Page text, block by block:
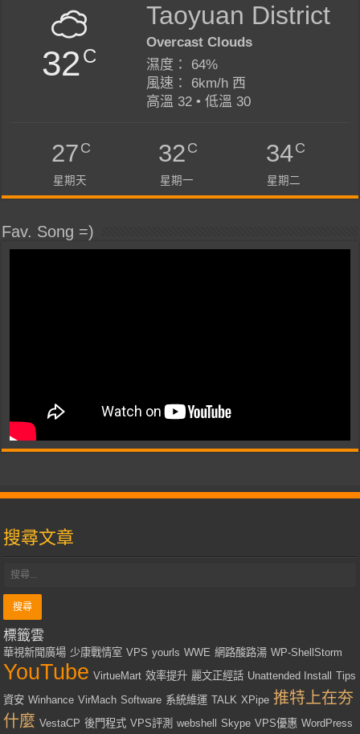
32C
Taoyuan District
Overcast Clouds
濕度： 64%
風速： 6km/h 西
高溫 32 • 低溫 30
27C
星期天
32C
星期一
34C
星期二
Fav. Song =)
搜尋文章
標籤雲
華視新聞廣場 少康戰情室 VPS yourls WWE 網路酸路湯 WP-ShellStorm
YouTube VirtueMart 效率提升 麗文正經話 Unattended Install
Tips
資安 Winhance VirMach Software 系統維運 TALK XPipe 推特上在夯
什麼 VestaCP 後門程式 VPS評測 webshell Skype VPS優惠 WordPress